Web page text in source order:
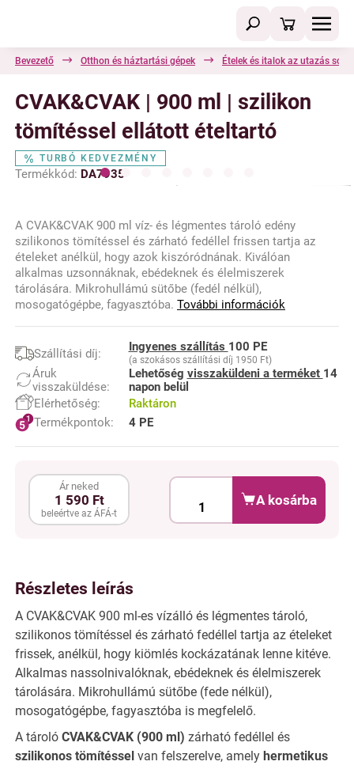
Bevezető Otthon és háztartási gépek Ételek és italok az utazás
CVAK&CVAK | 900 ml | szilikon
tömítéssel ellátott ételtartó
TURBÓ KEDVEZMÉNY
Termékkód: DA7935
A CVAK&CVAK 900 ml víz- és légmentes tároló edény
szilikonos tömítéssel és zárható fedéllel frissen tartja az
ételeket anélkül, hogy azok kiszóródnának. Kiválóan
alkalmas uzsonnáknak, ebédeknek és élelmiszerek
tárolására. Mikrohullámú sütőbe (fedél nélkül),
mosogatógépbe, fagyasztóba. További információk
Szállítási díj: Ingyenes szállítás 100 PE
(a szokásos szállítási díj 1950 Ft)
Áruk
visszaküldése:
Lehetőség visszaküldeni a terméket 14
napon belül
Elérhetőség:
Raktáron
Termékpontok:
4 PE
Ár neked
1 590 Ft
beleértve az ÁFÁ-t
A kosárba
Részletes leírás
A CVAK&CVAK 900 ml-es vízálló és légmentes tároló,
szilikonos tömítéssel és zárható fedéllel tartja az ételeket
frissek, anélkül, hogy kiömlés kockázatának lenne kitéve.
Alkalmas nassolnivalóknak, ebédeknek és élelmiszerek
tárolására. Mikrohullámú sütőbe (fede nélkül),
mosogatógépbe, fagyasztóba is megfelelő.
A tároló CVAK&CVAK (900 ml) zárható fedéllel és
szilikonos tömítéssel van felszerelve, amely hermetikus